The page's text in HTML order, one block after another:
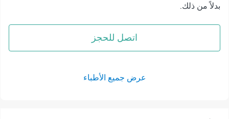
بدلاً من ذلك.
اتصل للحجز
عرض جميع الأطباء